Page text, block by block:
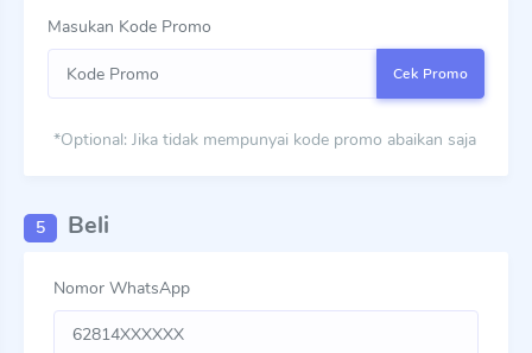
Masukan Kode Promo
Cek Promo
*Optional: Jika tidak mempunyai kode promo abaikan saja
5 Beli
Nomor WhatsApp